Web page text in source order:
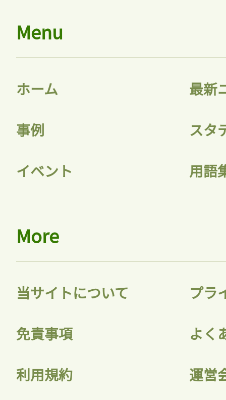
Menu
ホーム 最新
事例 スタ
イベント 用語
More
当サイトについて プラ
免責事項 よく
利用規約 運営